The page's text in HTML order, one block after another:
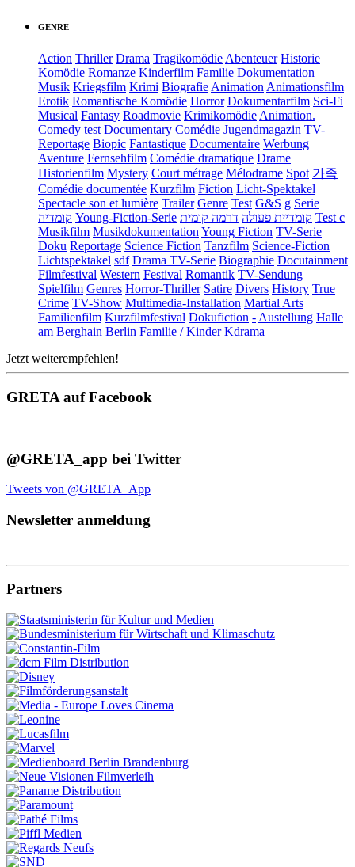
GENRE
Action Thriller Drama Tragikomödie Abenteuer Historie
Komödie Romanze Kinderfilm Familie Dokumentation
Musik Kriegsfilm Krimi Biografie Animation Animationsfilm
Erotik Romantische Komödie Horror Dokumentarfilm Sci-Fi
Musical Fantasy Roadmovie Krimikomödie Animation.
Comedy test Documentary Comédie Jugendmagazin TV-
Reportage Biopic Fantastique Documentaire Werbung
Aventure Fernsehfilm Comédie dramatique Drame
Historienfilm Mystery Court métrage Mélodrame Spot 가족
Comédie documentée Kurzfilm Fiction Licht-Spektakel
Spectacle son et lumière Trailer Genre Test G&S g Serie
קומדיה Young-Fiction-Serie קומדיית פעולה דרמה קומית
Test c
Musikfilm Musikdokumentation Young Fiction TV-Serie
Doku Reportage Science Fiction Tanzfilm Science-Fiction
Lichtspektakel sdf Drama TV-Serie Biographie Docutainment
Filmfestival Western Festival Romantik TV-Sendung
Spielfilm Genres Horror-Thriller Satire Divers History True
Crime TV-Show Multimedia-Installation Martial Arts
Familienfilm Kurzfilmfestival Dokufiction - Austellung Halle
am Berghain Berlin Familie / Kinder Kdrama
Jetzt weiterempfehlen!
GRETA auf Facebook
@GRETA_app bei Twitter
Tweets von @GRETA_App
Newsletter anmeldung
Partners